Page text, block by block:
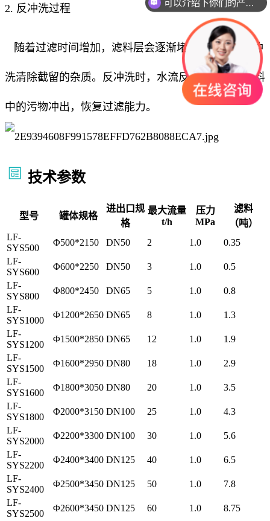
2. 反冲洗过程
随着过滤时间增加，滤料层会逐渐堵塞，需通过反冲
洗清除截留的杂质。反冲洗时，水流反向流动，将滤料
中的污物冲出，恢复过滤能力。
技术参数
型号 罐体规格
进出口规
格
最大流量
t/h
压力
MPa
滤料
（吨）
LF-
SYS500
Φ500*2150 DN50 2 1.0
0.35
LF-
SYS600
Φ600*2250 DN50 3 1.0
0.5
LF-
SYS800
Φ800*2450 DN65 5 1.0
0.8
LF-
SYS1000
Φ1200*2650 DN65 8 1.0
1.3
LF-
SYS1200
Φ1500*2850 DN65 12 1.0
1.9
LF-
SYS1500
Φ1600*2950 DN80 18 1.0
2.9
LF-
SYS1600
Φ1800*3050 DN80 20 1.0
3.5
LF-
SYS1800
Φ2000*3150 DN100 25 1.0
4.3
LF-
SYS2000
Φ2200*3300 DN100 30 1.0
5.6
LF-
SYS2200
Φ2400*3400 DN125 40 1.0
6.5
LF-
SYS2400
Φ2500*3450 DN125 50 1.0
7.8
LF-
SYS2500
Φ2600*3450 DN125 60 1.0
8.75
可以介绍下你们的产品么